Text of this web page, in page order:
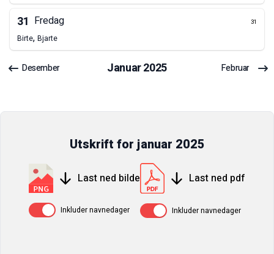
31 Fredag 31
Birte, Bjarte
Desember Januar2025 Februar
Utskrift forjanuar 2025
Last ned bilde
Av / PåInkluder navnedager
Last ned pdf
Av / PåInkluder navnedager